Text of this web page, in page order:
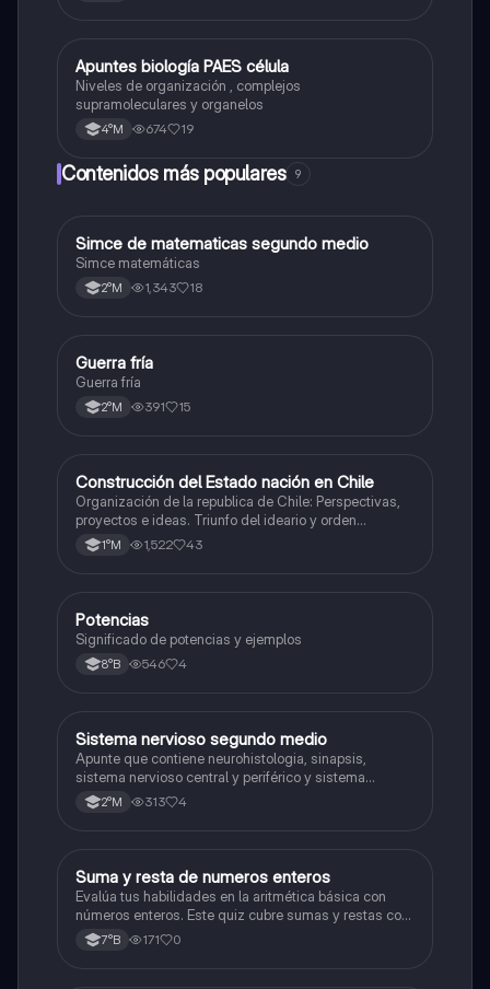
Biología
Apuntes biología PAES célula
Niveles de organización , complejos
supramoleculares y organelos
4°M 674 19
Contenidos más populares 9
Matemáticas
Simce de matematicas segundo medio
Simce matemáticas
2°M 1,343 18
Historia
Guerra fría
Guerra fría
2°M 391 15
Historia
Construcción del Estado nación en Chile
Organización de la republica de Chile: Perspectivas,
proyectos e ideas. Triunfo del ideario y orden
conservador. Constitución de 1833. "Era Portaliana"
1°M 1,522 43
Matemáticas
Potencias
Significado de potencias y ejemplos
8°B 546 4
Biología
Sistema nervioso segundo medio
Apunte que contiene neurohistologia, sinapsis,
sistema nervioso central y periférico y sistema
endocrino
2°M 313 4
SMatemáticas
Suma y resta de numeros enteros
Evalúa tus habilidades en la aritmética básica con
números enteros. Este quiz cubre sumas y restas con
números positivos y negativos.
7°B 171 0